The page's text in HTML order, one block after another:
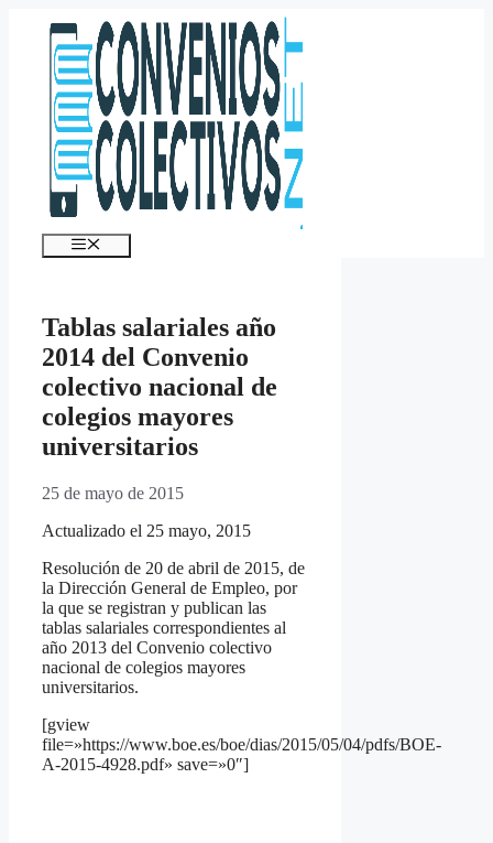
contenido
Menú
Tablas salariales año
2014 del Convenio
colectivo nacional de
colegios mayores
universitarios
25 de mayo de 2015
Actualizado el 25 mayo, 2015
Resolución de 20 de abril de 2015, de
la Dirección General de Empleo, por
la que se registran y publican las
tablas salariales correspondientes al
año 2013 del Convenio colectivo
nacional de colegios mayores
universitarios.
[gview
file=»https://www.boe.es/boe/dias/2015/05/04/pdfs/BOE-
A-2015-4928.pdf» save=»0″]